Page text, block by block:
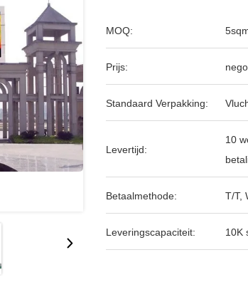
MOQ:
Prijs:
Standaard Verpakking:
Levertijd:
10
Betaalmethode: T/T,
Leveringscapaciteit: 10K